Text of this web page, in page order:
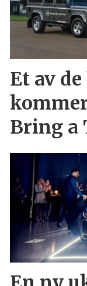
Et av
Bring a